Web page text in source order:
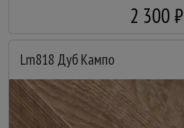
2 300 ₽
Lm818 Дуб Кампо